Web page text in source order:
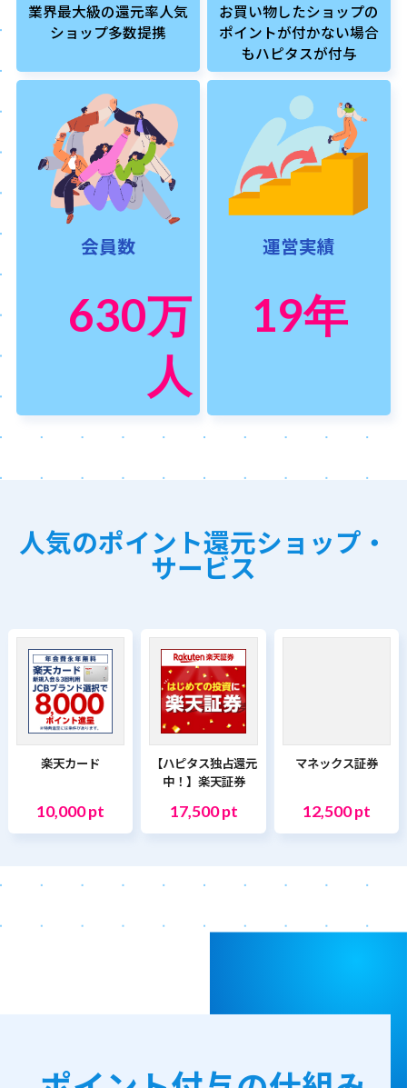
業界最大級の還元率人気
ショップ多数提携
お買い物したショップの
ポイントが付かない場合
もハピタスが付与
会員数
630万
人
運営実績
19年
人気のポイント還元ショップ・
サービス
楽天カード
10,000 pt
【ハピタス独占還元
中！】楽天証券
17,500 pt
マネックス証券
12,500 pt